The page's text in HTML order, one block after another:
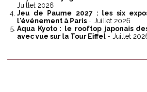
Juillet 2026
Jeu de Paume 2027 : les six
l'événement à Paris - Juillet 2026
Aqua Kyoto : le rooftop japonais
avec vue sur la Tour Eiffel - Juillet